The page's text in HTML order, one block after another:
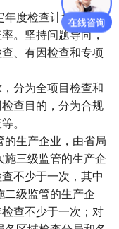
度检查计划，确定
。坚持问题导向，
、有因检查和专项
分为全项目检查和
查目的，分为合规
。
生产企业，由省局
三级监管的生产企
不少于一次，其中
级监管的生产企
查不少于一次；对